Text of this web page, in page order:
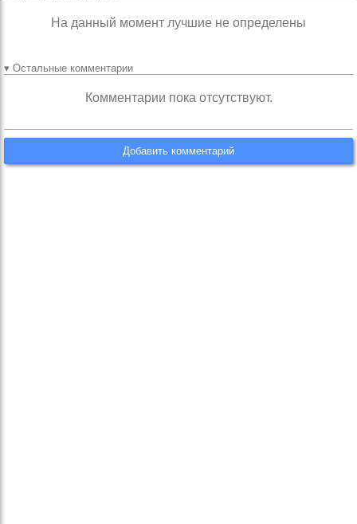
На данный момент лучшие не определены
▾ Остальные комментарии
Комментарии пока отсутствуют.
Добавить комментарий